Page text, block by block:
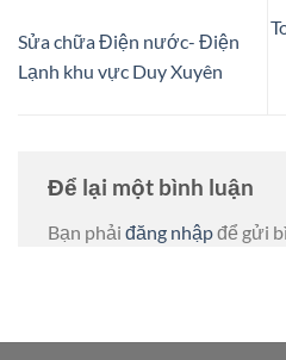
Sửa chữa Điện nước- Điện
Lạnh khu vực Duy Xuyên
Để lại một bình luận
Bạn phải đăng nhậpđể gửi